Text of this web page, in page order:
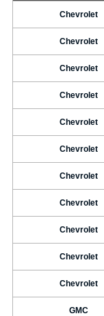
Chevrolet
Chevrolet
Chevrolet
Chevrolet
Chevrolet
Chevrolet
Chevrolet
Chevrolet
Chevrolet
Chevrolet
Chevrolet
GMC